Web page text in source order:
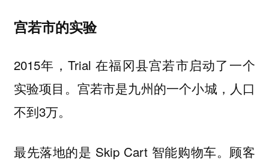
宫若市的实验
2015年，Trial 在福冈县宫若市启动了一个
实验项目。宫若市是九州的一个小城，人口
不到3万。
最先落地的是 Skip Cart 智能购物车。顾客